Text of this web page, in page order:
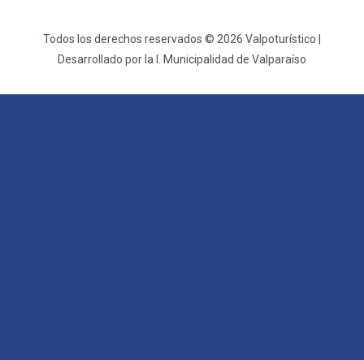
Todos los derechos reservados © 2026 Valpoturístico |
Desarrollado por la I. Municipalidad de Valparaíso